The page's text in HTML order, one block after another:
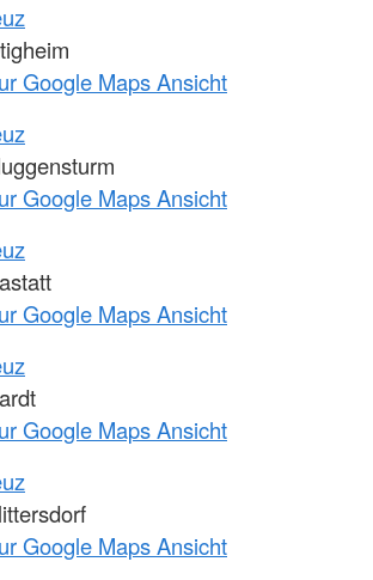
Google Maps Ansicht
Google Maps Ansicht
Google Maps Ansicht
Google Maps Ansicht
Google Maps Ansicht